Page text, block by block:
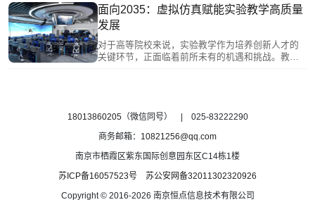
体验，凭借其先进的技术和丰富的应用场景，为教
育领域带来全新的变革力量。虚拟仿真技术以其沉
浸式、交互性和高度逼真的特点，打破了传统教育
的边界，为学生创造了一个安全、灵活且富有创新
的学习环境，赋能人才培养。
面向2035：虚拟仿真赋能实验教学高质量
发展
对于高等院校来说，实验教学作为培养创新人才的
关键环节，正面临着前所未有的机遇和挑战。教育
念教育、实现数智赋能与AI技术的全面渗透以及优
能力和突破精神的新质人才，提供了坚实支撑。
18013860205（微信同号） | 025-83222290
商务邮箱： 10821256@qq.com
南京市栖霞区紫东国际创意园东区C14栋1楼
苏ICP备16057523号
苏公安网备32011302320926
Copyright © 2016-2026 南京恒点信息技术有限公司